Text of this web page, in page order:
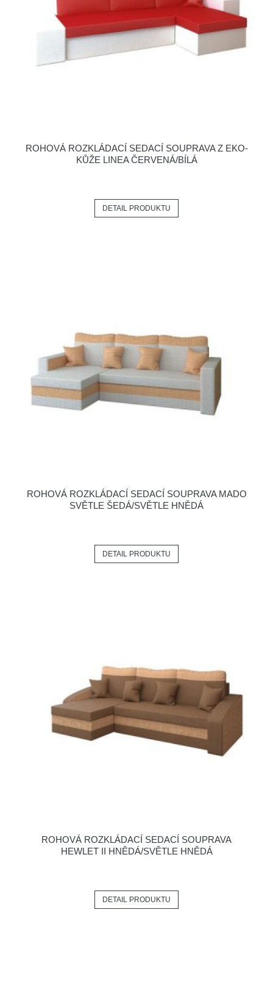
ROHOVÁ ROZKLÁDACÍ SEDACÍ SOUPRAVA Z EKO-
KŮŽE LINEA ČERVENÁ/BÍLÁ
DETAIL PRODUKTU
ROHOVÁ ROZKLÁDACÍ SEDACÍ SOUPRAVA MADO
SVĚTLE ŠEDÁ/SVĚTLE HNĚDÁ
DETAIL PRODUKTU
ROHOVÁ ROZKLÁDACÍ SEDACÍ SOUPRAVA
HEWLET II HNĚDÁ/SVĚTLE HNĚDÁ
DETAIL PRODUKTU